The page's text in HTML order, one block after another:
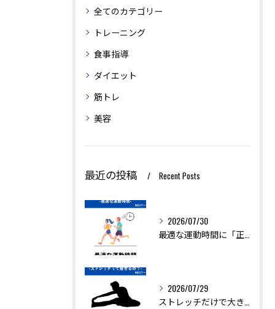
全てのカテゴリー
トレーニング
食事指導
ダイエット
筋トレ
美容
最近の投稿 Recent Posts
2026/07/30
最適な運動時間に「正解」はありません。
2026/07/29
ストレッチだけで大きく痩せることは難しいですが、ダイエットを...